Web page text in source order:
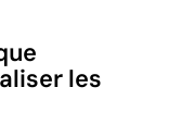
les